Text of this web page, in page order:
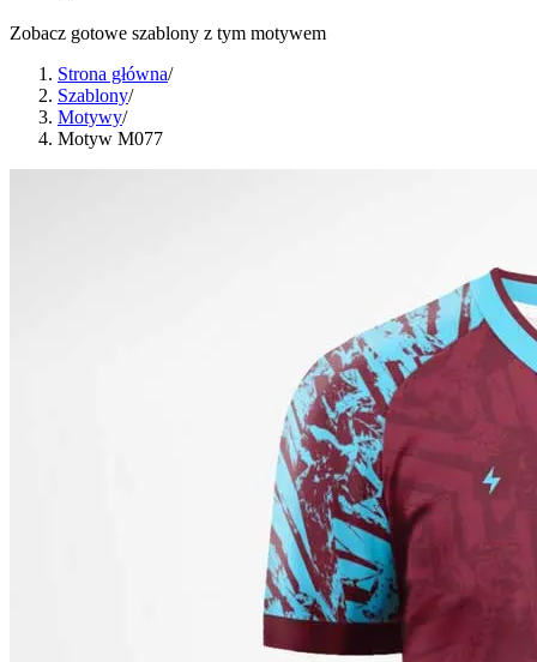
Zobacz gotowe szablony z tym motywem
Strona główna/
Szablony/
Motywy/
Motyw M077